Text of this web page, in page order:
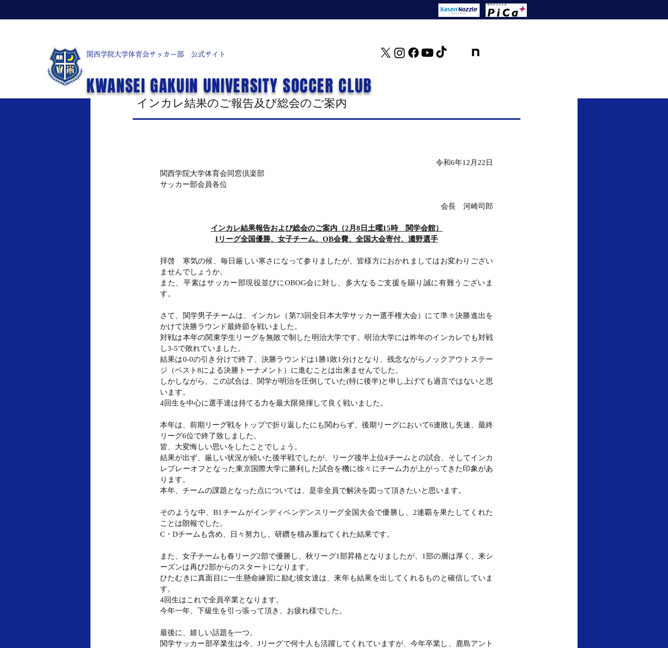
関西学院大学体育会サッカー部 公式サイト
KWANSEI GAKUIN UNIVERSITY SOCCER CLUB
2024年12月22日
インカレ結果のご報告及び総会のご案内
令和6年12月22日
関西学院大学体育会同窓倶楽部
サッカー部会員各位
会長　河崎司郎
インカレ結果報告および総会のご案内（2月8日土曜15時　関学会館）
Iリーグ全国優勝、女子チーム、OB会費、全国大会寄付、濃野選手
拝啓　寒気の候、毎日厳しい寒さになって参りましたが、皆様方におかれましてはお変わりござい
ませんでしょうか。
また、平素はサッカー部現役並びにOBOG会に対し、多大なるご支援を賜り誠に有難うございま
す。
さて、関学男子チームは、インカレ（第73回全日本大学サッカー選手権大会）にて準々決勝進出を
かけて決勝ラウンド最終節を戦いました。
対戦は本年の関東学生リーグを無敗で制した明治大学です。明治大学には昨年のインカレでも対戦
し3-5で敗れていました。
結果は0-0の引き分けで終了、決勝ラウンドは1勝1敗1分けとなり、残念ながらノックアウトステー
ジ（ベスト8による決勝トーナメント）に進むことは出来ませんでした。
しかしながら、この試合は、関学が明治を圧倒していた(特に後半)と申し上げても過言ではないと思
います。
4回生を中心に選手達は持てる力を最大限発揮して良く戦いました。
本年は、前期リーグ戦をトップで折り返したにも関わらず、後期リーグにおいて6連敗し失速、最終
リーグ6位で終了致しました。
皆、大変悔しい思いをしたことでしょう。
結果が出ず、厳しい状況が続いた後半戦でしたが、リーグ後半上位4チームとの試合、そしてインカ
レプレーオフとなった東京国際大学に勝利した試合を機に徐々にチーム力が上がってきた印象があ
ります。
本年、チームの課題となった点については、是非全員で解決を図って頂きたいと思います。
そのような中、B1チームがインディペンデンスリーグ全国大会で優勝し、2連覇を果たしてくれた
ことは朗報でした。
C・Dチームも含め、日々努力し、研鑽を積み重ねてくれた結果です。
また、女子チームも春リーグ2部で優勝し、秋リーグ1部昇格となりましたが、1部の層は厚く、来シ
ーズンは再び2部からのスタートになります。
ひたむきに真面目に一生懸命練習に励む彼女達は、来年も結果を出してくれるものと確信していま
す。
4回生はこれで全員卒業となります。
今年一年、下級生を引っ張って頂き、お疲れ様でした。
最後に、嬉しい話題を一つ。
関学サッカー部卒業生は今、Jリーグで何十人も活躍してくれていますが、今年卒業し、鹿島アント